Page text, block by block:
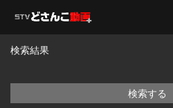
検索結果
検索する